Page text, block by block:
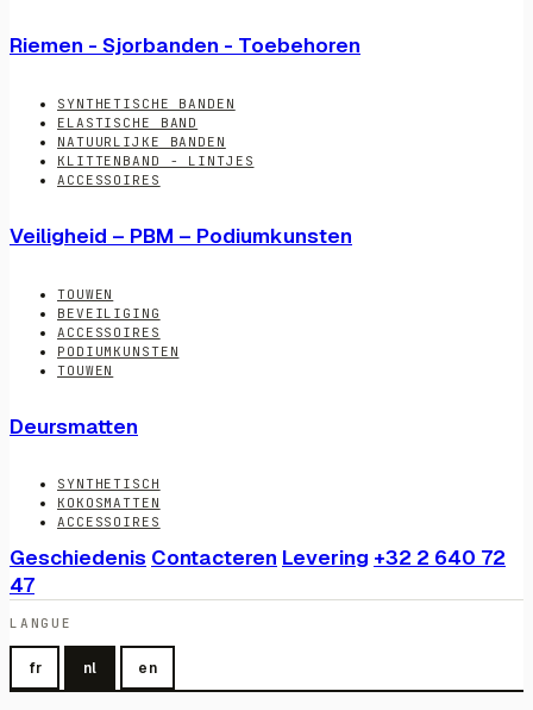
Riemen - Sjorbanden - Toebehoren
SYNTHETISCHE BANDEN
ELASTISCHE BAND
NATUURLIJKE BANDEN
KLITTENBAND - LINTJES
ACCESSOIRES
Veiligheid – PBM – Podiumkunsten
TOUWEN
BEVEILIGING
ACCESSOIRES
PODIUMKUNSTEN
TOUWEN
Deursmatten
SYNTHETISCH
KOKOSMATTEN
ACCESSOIRES
Geschiedenis Contacteren Levering +32 2 640 72
47
LANGUE
fr nl en